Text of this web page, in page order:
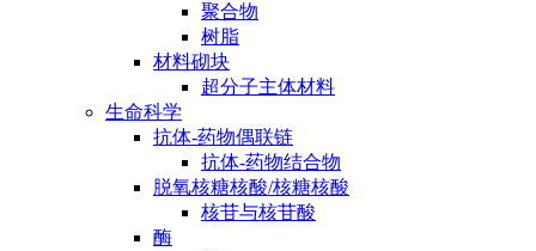
聚合物
树脂
材料砌块
超分子主体材料
生命科学
抗体-药物偶联链
抗体-药物结合物
脱氧核糖核酸/核糖核酸
核苷与核苷酸
酶